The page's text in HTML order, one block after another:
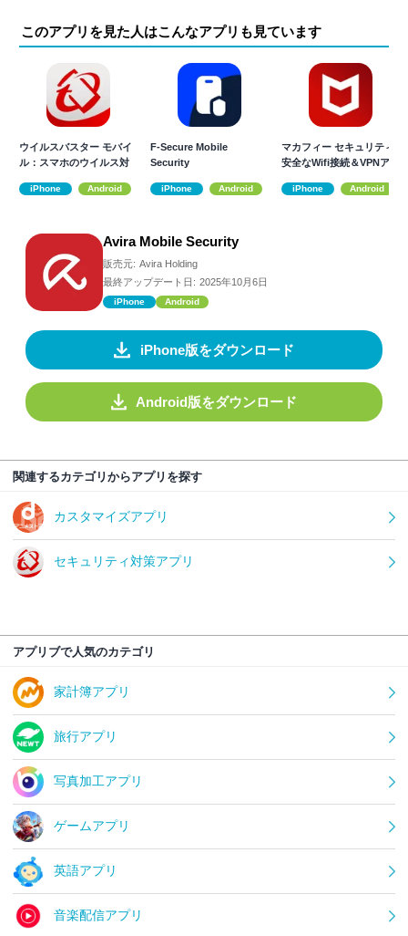
このアプリを見た人はこんなアプリも見ています
ウイルスバスター モバイ
ル：スマホのウイルス対
iPhone Android
F-Secure Mobile
Security
iPhone Android
マカフィー セキュリティ:
安全なWifi接続＆VPNアプ
iPhone Android
Avira Mobile Security
販売元: Avira Holding
最終アップデート日: 2025年10月6日
iPhone Android
iPhone版をダウンロード
Android版をダウンロード
関連するカテゴリからアプリを探す
カスタマイズアプリ
セキュリティ対策アプリ
アプリブで人気のカテゴリ
家計簿アプリ
旅行アプリ
写真加工アプリ
ゲームアプリ
英語アプリ
音楽配信アプリ